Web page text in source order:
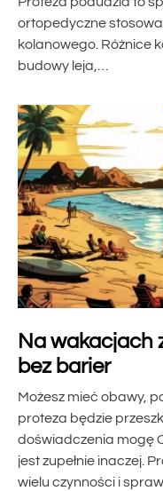
ortopedyczne
kolanowego. Różnice
budowy leja,…
Na wakacjach
bez barier
Możesz mieć obawy,
proteza będzie
doświadczenia mogę
jest zupełnie inaczej.
wielu czynności i